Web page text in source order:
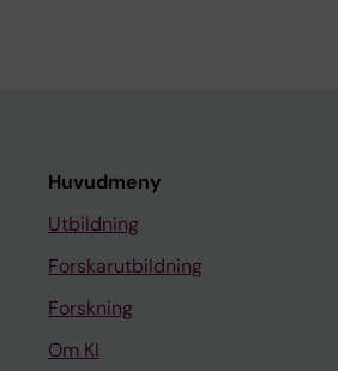
Huvudmeny
Utbildning
Forskarutbildning
Forskning
Om KI